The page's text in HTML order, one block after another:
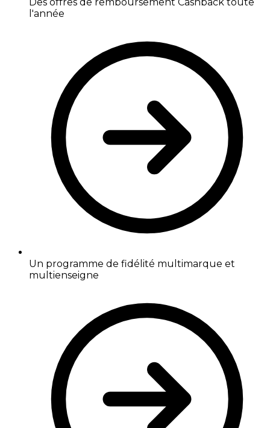
l'année
Un programme de fidélité multimarque et
multienseigne